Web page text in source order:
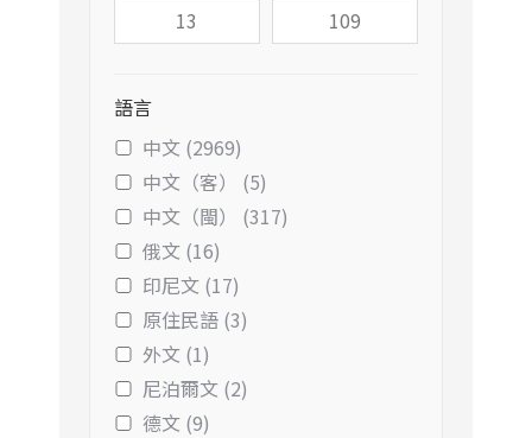
語言
中文 (2969)
中文（客） (5)
中文（閩） (317)
俄文 (16)
印尼文 (17)
原住民語 (3)
外文 (1)
尼泊爾文 (2)
德文 (9)